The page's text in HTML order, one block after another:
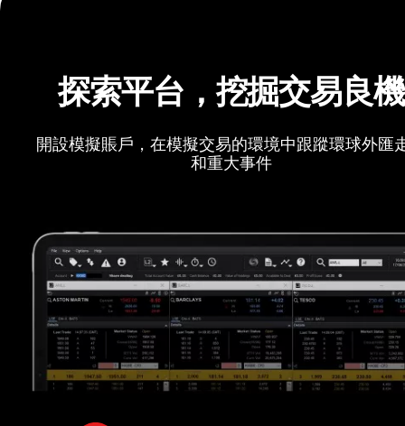
探索平台，挖掘交易良機
開設模擬賬戶，在模擬交易的環境中跟蹤環球外匯
和重大事件